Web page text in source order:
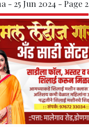
- 25 Jun 2024 - Page 2